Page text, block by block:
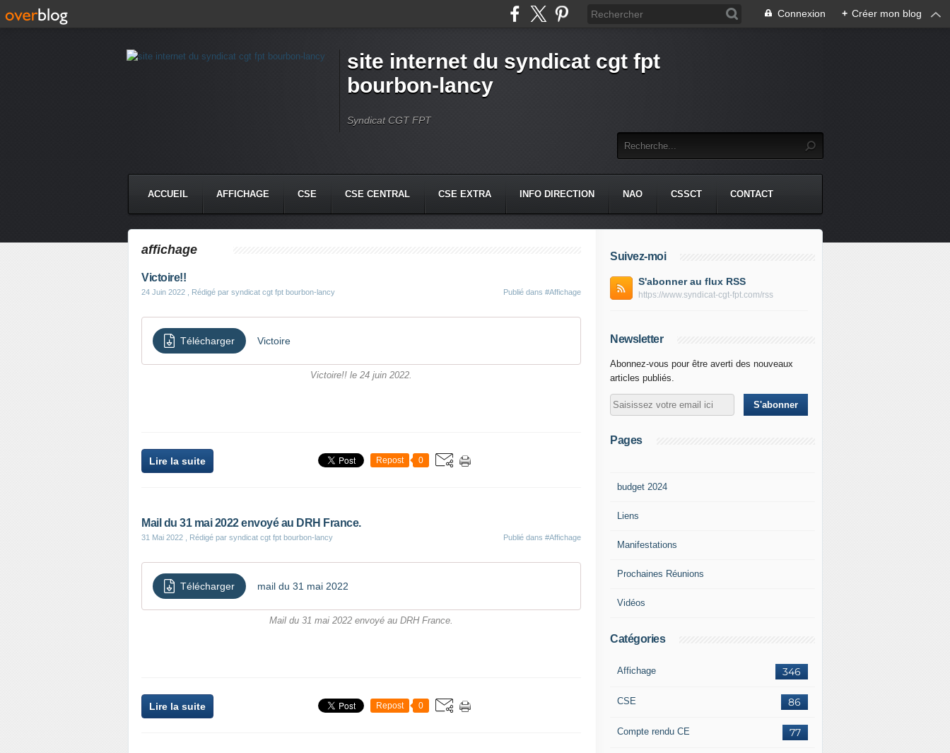
Connexion + Créer mon blog
site internet du syndicat cgt fpt
bourbon-lancy
Syndicat CGT FPT
ACCUEIL AFFICHAGE CSE CSE CENTRAL CSE EXTRA INFO DIRECTION NAO CSSCT CONTACT
affichage
Victoire!!
24 Juin 2022 , Rédigé par syndicat cgt fpt bourbon-lancy Publié dans #Affichage
Télécharger Victoire
Victoire!! le 24 juin 2022.
Lire la suite Repost 0
Mail du 31 mai 2022 envoyé au DRH France.
31 Mai 2022 , Rédigé par syndicat cgt fpt bourbon-lancy Publié dans #Affichage
Télécharger mail du 31 mai 2022
Mail du 31 mai 2022 envoyé au DRH France.
Lire la suite Repost 0
Suivez-moi
S'abonner au flux RSS
https://www.syndicat-cgt-fpt.com/rss
Newsletter
Abonnez-vous pour être averti des nouveaux
articles publiés.
Pages
budget 2024
Liens
Manifestations
Prochaines Réunions
Vidéos
Catégories
346
Affichage
86
CSE
77
Compte rendu CE